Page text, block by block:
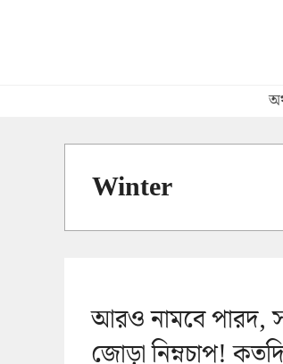
Winter
আরও নামবে পারদ,
জোড়া নিম্নচাপ!